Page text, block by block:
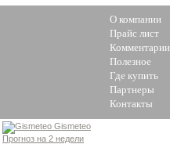
О компании
Прайс лист
Комментарии
Полезное
Где купить
Партнеры
Контакты
Gismeteo
Прогноз на 2 недели